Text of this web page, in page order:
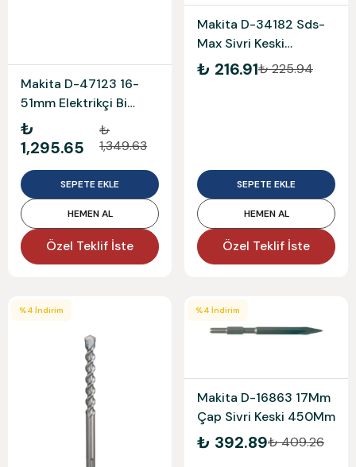
Makita D-47123 16-
51mm Elektrikçi Bi
Metal Panç Seti 16-
20-25-32-40-51 mm
₺
1,295.65
₺
1,349.63
SEPETE EKLE
HEMEN AL
Özel Teklif İste
Makita D-34182 Sds-
Max Sivri Keski
400Mm Esuar
₺ 216.91₺ 225.94
SEPETE EKLE
HEMEN AL
Özel Teklif İste
%4 İndirim %4 İndirim
Makita D-16863 17Mm
Çap Sivri Keski 450Mm
₺ 392.89₺ 409.26